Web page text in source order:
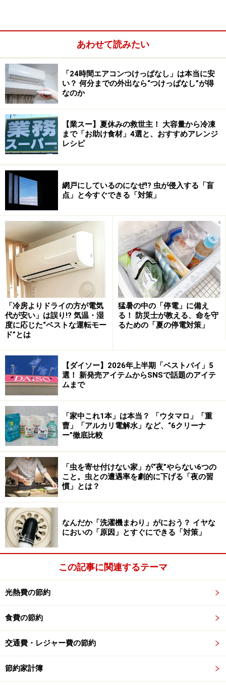
が
また、皮をむいてからスライスして冷凍しておくと、煮魚な
どに便利です。
山芋
大根のようにおろしてから冷凍します。
また、そのままでも冷凍できます。
皮をむかずに凍らせた山芋は、凍った状態でピーラーで皮を
むき、凍ったままおろし金でおろします。
生のままでおろすよりも力がいりますが、きめの細かいとろ
ろができます。
保存袋の中の空気を抜く時は、掃除機を使うと簡単にできます。
掃除機の口に空気が入らないようにストローを当て、もう片方を保
存袋の中に入れて空気を吸い出します。
しっかりと空気を抜くのがポイントです。
きのこ類
傷みやすいきのこ類は冷凍保存がおすすめです。
椎茸などのきのこ類は、冷凍したほうがうまみが増すと言われてい
ます。
しいた
け
そのままの状態で冷凍できます。
凍ってからだと軸がポキンと折れて便利。
冷凍してもカチカチ状態ではないので、石づきを切り落とし
えのき
茸
しめじ
石づきの部分を包丁で切り落とし、子房にわけてビニールに
入れて冷凍します。
凍ったまま加熱調理します。
なめこ
袋入りのなめこは、そのまま冷凍できます。
凍ったまま加熱調理します。
その他
その他きのこ類はだいたい冷凍保存が可能です。
さすがに松茸は冷凍した事がありませんが・・・
冷凍した椎茸です。
きのこはそのまま冷凍できるので便利ですよ。
今回は野菜ときのこ類の冷凍保存方法についてご説明し
ました。
肉、魚、ご飯など以外にも、こんなに色々な物が冷凍保
存できるんですよ。冷凍庫を上手に利用して、食費の節
約に役立ててくださいね。
次回は肉類・魚介類編です！
関連リンク
*知って得する！冷凍術【その他】
あわせて読みたい
「24時間エアコンつけっぱなし」は本当に安
い？ 何分までの外出なら“つけっぱなし”が得
なのか
【業スー】夏休みの救世主！ 大容量から冷凍
まで「お助け食材」4選と、おすすめアレンジ
レシピ
網戸にしているのになぜ!? 虫が侵入する「盲
点」と今すぐできる「対策」
「冷房よりドライの方が電気
代が安い」は誤り!? 気温・湿
度に応じた“ベストな運転モー
ド”とは
猛暑の中の「停電」に備え
る！ 防災士が教える、命を守
るための「夏の停電対策」
【ダイソー】2026年上半期「ベストバイ」5
選！ 新発売アイテムからSNSで話題のアイテ
ムまで
「家中これ1本」は本当？ 「ウタマロ」「重
曹」「アルカリ電解水」など、“6クリーナ
ー”徹底比較
「虫を寄せ付けない家」が“夜”やらない6つの
こと。虫との遭遇率を劇的に下げる「夜の習
慣」とは？
なんだか「洗濯機まわり」がにおう？ イヤな
においの「原因」とすぐにできる「対策」
この記事に関連するテーマ
光熱費の節約
食費の節約
交通費・レジャー費の節約
節約家計簿